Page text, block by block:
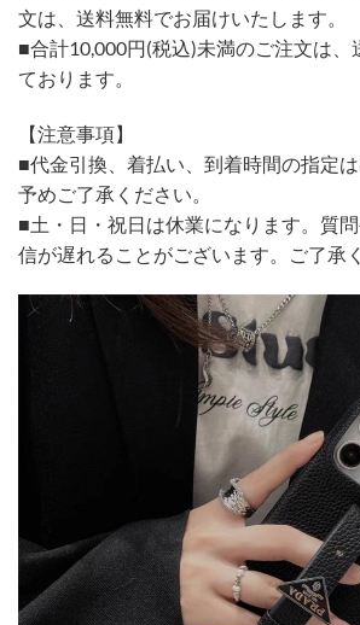
文は、送料無料でお届けいたします。
■合計10,000円(税込)未満のご注文は、
ております。
【注意事項】
■代金引換、着払い、到着時間の指定は
予めご了承ください。
■土・日・祝日は休業になります。質
信が遅れることがございます。ご了承